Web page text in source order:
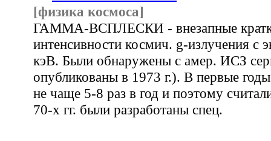
[физика космоса]
ГАММА-ВСПЛЕСКИ - внезапные
интенсивности космич. g-излучения с
кэВ. Были обнаружены с амер. ИСЗ
опубликованы в 1973 г.). В первые
не чаще 5-8 раз в год и поэтому
70-х гг. были разработаны спец.